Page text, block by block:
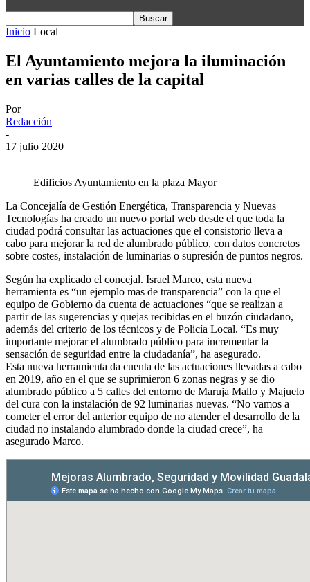
Inicio Local
El Ayuntamiento mejora la iluminación
en varias calles de la capital
Por
Redacción
-
17 julio 2020
Edificios Ayuntamiento en la plaza Mayor
La Concejalía de Gestión Energética, Transparencia y Nuevas
Tecnologías ha creado un nuevo portal web desde el que toda la
ciudad podrá consultar las actuaciones que el consistorio lleva a
cabo para mejorar la red de alumbrado público, con datos concretos
sobre costes, instalación de luminarias o supresión de puntos negros.
Según ha explicado el concejal. Israel Marco, esta nueva
herramienta es “un ejemplo mas de transparencia” con la que el
equipo de Gobierno da cuenta de actuaciones “que se realizan a
partir de las sugerencias y quejas recibidas en el buzón ciudadano,
además del criterio de los técnicos y de Policía Local. “Es muy
importante mejorar el alumbrado público para incrementar la
sensación de seguridad entre la ciudadanía”, ha asegurado.
Esta nueva herramienta da cuenta de las actuaciones llevadas a cabo
en 2019, año en el que se suprimieron 6 zonas negras y se dio
alumbrado público a 5 calles del entorno de Maruja Mallo y Majuelo
del cura con la instalación de 92 luminarias nuevas. “No vamos a
cometer el error del anterior equipo de no atender el desarrollo de la
ciudad no instalando alumbrado donde la ciudad crece”, ha
asegurado Marco.